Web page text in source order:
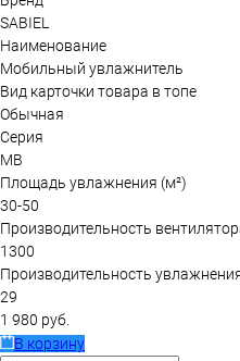
SABIEL
Наименование
Мобильный увлажнитель
Вид карточки товара в топе
Обычная
Серия
MB
Площадь увлажнения (м²)
30-50
Производительность
1300
Производительность
29
1 980 руб.
В корзину